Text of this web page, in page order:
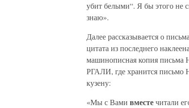
убит белыми“. Я бы этого не
знаю».
Далее рассказывается о
цитата из последнего
машинописная копия письма
РГАЛИ, где хранится
кузену:
«Мы с Вами вместечитали